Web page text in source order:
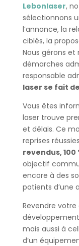
Lebonlaser,
sélectionnons
l’annonce, la
ciblés, la
Nous gérons et
démarches
responsable
laser se fait
Vous êtes
laser trouve
et délais. Ce
reprises
revendus,
objectif
encore à des
patients d’une
Revendre
mais aussi à
d’un